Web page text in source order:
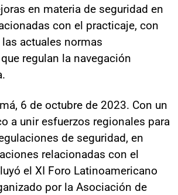
en materia de seguridad en
con el practicaje, con
actuales normas
regulan la navegación
6 de octubre de 2023. Con un
a unir esfuerzos regionales para
de seguridad, en
relacionadas con el
el XI Foro Latinoamericano
por la Asociación de